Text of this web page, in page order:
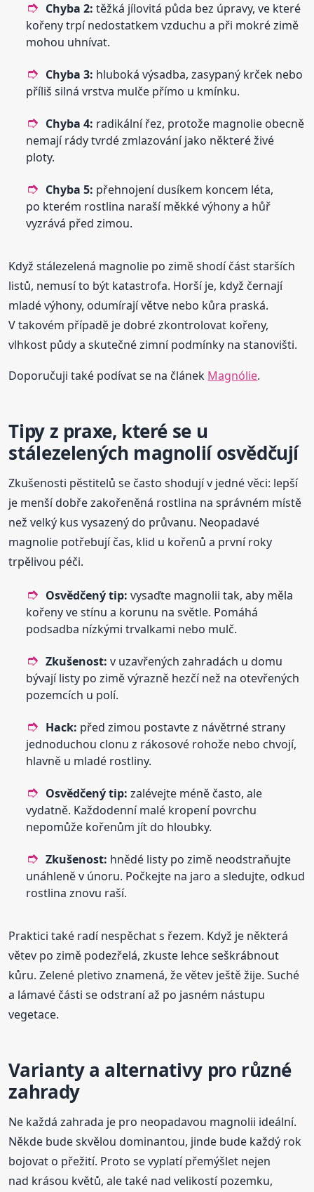
Chyba 2: těžká jílovitá půda bez úpravy, ve které
kořeny trpí nedostatkem vzduchu a při mokré zimě
mohou uhnívat.
Chyba 3: hluboká výsadba, zasypaný krček nebo
příliš silná vrstva mulče přímo u kmínku.
Chyba 4: radikální řez, protože magnolie obecně
nemají rády tvrdé zmlazování jako některé živé
ploty.
Chyba 5: přehnojení dusíkem koncem léta,
po kterém rostlina naraší měkké výhony a hůř
vyzrává před zimou.
Když stálezelená magnolie po zimě shodí část starších
listů, nemusí to být katastrofa. Horší je, když černají
mladé výhony, odumírají větve nebo kůra praská.
V takovém případě je dobré zkontrolovat kořeny,
vlhkost půdy a skutečné zimní podmínky na stanovišti.
Doporučuji také podívat se na článek Magnólie.
Tipy z praxe, které se u
stálezelených magnolií osvědčují
Zkušenosti pěstitelů se často shodují v jedné věci: lepší
je menší dobře zakořeněná rostlina na správném místě
než velký kus vysazený do průvanu. Neopadavé
magnolie potřebují čas, klid u kořenů a první roky
trpělivou péči.
Osvědčený tip: vysaďte magnolii tak, aby měla
kořeny ve stínu a korunu na světle. Pomáhá
podsadba nízkými trvalkami nebo mulč.
Zkušenost: v uzavřených zahradách u domu
bývají listy po zimě výrazně hezčí než na otevřených
pozemcích u polí.
Hack: před zimou postavte z návětrné strany
jednoduchou clonu z rákosové rohože nebo chvojí,
hlavně u mladé rostliny.
Osvědčený tip: zalévejte méně často, ale
vydatně. Každodenní malé kropení povrchu
nepomůže kořenům jít do hloubky.
Zkušenost: hnědé listy po zimě neodstraňujte
unáhleně v únoru. Počkejte na jaro a sledujte, odkud
rostlina znovu raší.
Praktici také radí nespěchat s řezem. Když je některá
větev po zimě podezřelá, zkuste lehce seškrábnout
kůru. Zelené pletivo znamená, že větev ještě žije. Suché
a lámavé části se odstraní až po jasném nástupu
vegetace.
Varianty a alternativy pro různé
zahrady
Ne každá zahrada je pro neopadavou magnolii ideální.
Někde bude skvělou dominantou, jinde bude každý rok
bojovat o přežití. Proto se vyplatí přemýšlet nejen
nad krásou květů, ale také nad velikostí pozemku,